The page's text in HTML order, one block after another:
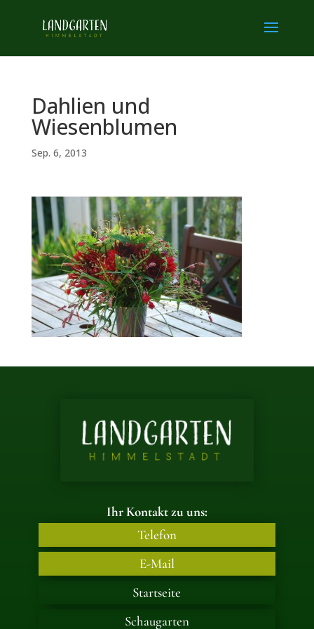
Dahlien und
Wiesenblumen
Sep. 6, 2013
Ihr Kontakt zu uns:
Telefon
E-Mail
Startseite
Schaugarten